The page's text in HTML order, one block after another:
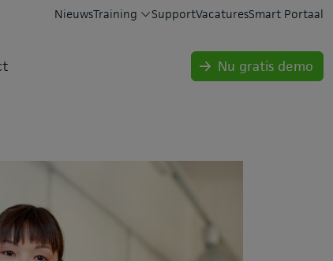
NieuwsTraining SupportVacaturesSmart Portaal
Nu gratis demo